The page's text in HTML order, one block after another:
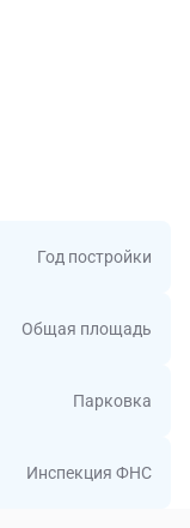
Год постройки
Общая площадь
Парковка
Инспекция ФНС